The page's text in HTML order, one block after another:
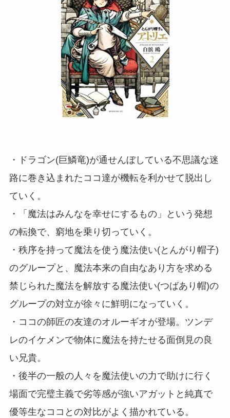
・ドラゴン(巨鱗竜)が通せんぼしている不思議な迷
路に巻き込まれたココ達が機転を利かせて脱出し
ていく。
・「魔法はみんなを幸せにするもの」という発想
の転換で、窮地を乗り切っていく。
・秩序を持って魔法を使う魔法使い(とんがり帽子)
のグループと、魔法本来の自由なあり方を求める
禁じられた魔法を解放する魔法使い(つばあり帽)の
グループの対立が徐々に鮮明になっていく。
・ココの師匠の友達のオルーギオが登場。ツンデ
レのイケメンで物体に魔法を持たせる面倒見の良
い兄貴。
・後半の一般の人々を魔法使いの力で助けに行く
場面で完璧主義で劣等感が強いアガットと純真で
優等生なココとの対比がよく描かれている。